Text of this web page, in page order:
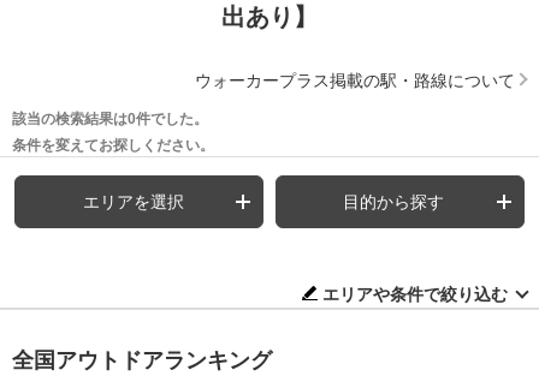
出あり】
ウォーカープラス掲載の駅・路線について
該当の検索結果は0件でした。
条件を変えてお探しください。
エリアを選択 目的から探す
エリアや条件で絞り込む
全国アウトドアランキング